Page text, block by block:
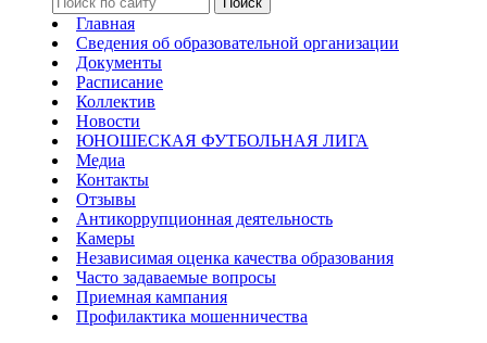
Главная
Сведения об образовательной организации
Документы
Расписание
Коллектив
Новости
ЮНОШЕСКАЯ ФУТБОЛЬНАЯ ЛИГА
Медиа
Контакты
Отзывы
Антикоррупционная деятельность
Камеры
Независимая оценка качества образования
Часто задаваемые вопросы
Приемная кампания
Профилактика мошенничества